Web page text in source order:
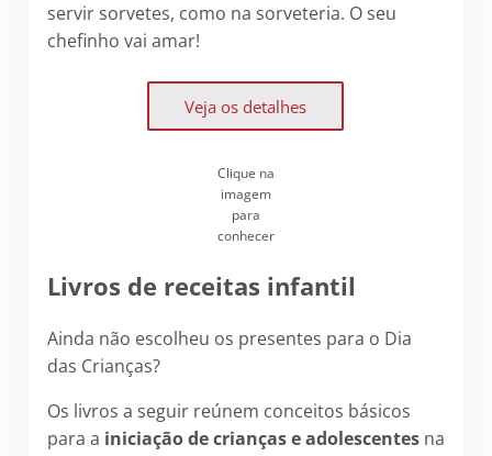
servir sorvetes, como na sorveteria. O seu
chefinho vai amar!
Veja os detalhes
Clique na
imagem
para
conhecer
Livros de receitas infantil
Ainda não escolheu os presentes para o Dia
das Crianças?
Os livros a seguir reúnem conceitos básicos
para a iniciação de crianças e adolescentes na